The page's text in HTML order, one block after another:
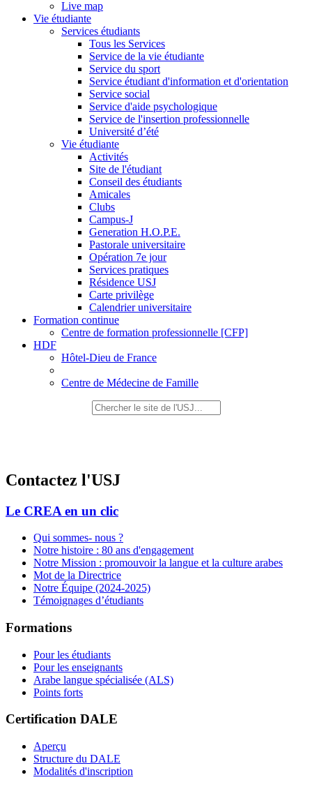
Live map
Vie étudiante
Services étudiants
Tous les Services
Service de la vie étudiante
Service du sport
Service étudiant d'information et d'orientation
Service social
Service d'aide psychologique
Service de l'insertion professionnelle
Université d’été
Vie étudiante
Activités
Site de l'étudiant
Conseil des étudiants
Amicales
Clubs
Campus-J
Generation H.O.P.E.
Pastorale universitaire
Opération 7e jour
Services pratiques
Résidence USJ
Carte privilège
Calendrier universitaire
Formation continue
Centre de formation professionnelle [CFP]
HDF
Hôtel-Dieu de France
Centre de Médecine de Famille
Contactez l'USJ
Le CREA en un clic
Qui sommes- nous ?
Notre histoire : 80 ans d'engagement
Notre Mission : promouvoir la langue et la culture arabes
Mot de la Directrice
Notre Équipe (2024-2025)
Témoignages d’étudiants
Formations
Pour les étudiants
Pour les enseignants
Arabe langue spécialisée (ALS)
Points forts
Certification DALE
Aperçu
Structure du DALE
Modalités d'inscription